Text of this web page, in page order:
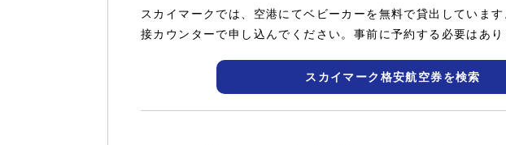
スカイマークでは、空港にてベビーカーを無料で貸出していま
接カウンターで申し込んでください。事前に予約する必要はあり
スカイマーク格安航空券を検索